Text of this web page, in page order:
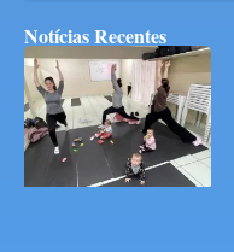
Notícias Recentes